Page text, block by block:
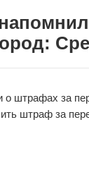
штрафах за
штраф за